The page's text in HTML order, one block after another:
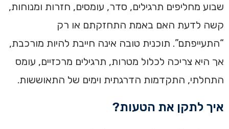
שבוע מחליפים תרגילים, סדר, עומסים, חזרות ומנוחות,
קשה לדעת האם באמת התחזקתם או רק
“התעייפתם”. תוכנית טובה אינה חייבת להיות מורכבת,
אך היא צריכה לכלול מטרות, תרגילים מרכזיים, עומס
התחלתי, התקדמות הדרגתית וימים של התאוששות.
איך לתקן את הטעות?